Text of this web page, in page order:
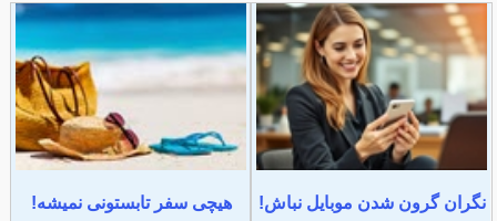
نگران گرون شدن موبایل نباش!
هیچی سفر تابستونی نمیشه!